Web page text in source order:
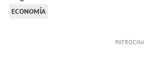
ECONOMÍA